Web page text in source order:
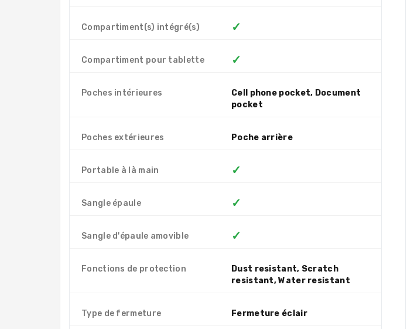
Compartiment(s) intégré(s) ✓
Compartiment pour tablette ✓
Poches intérieures
Cell phone pocket, Document
pocket
Poches extérieures Poche arrière
Portable à là main ✓
Sangle épaule ✓
Sangle d'épaule amovible ✓
Fonctions de protection
Dust resistant, Scratch
resistant, Water resistant
Type de fermeture Fermeture éclair